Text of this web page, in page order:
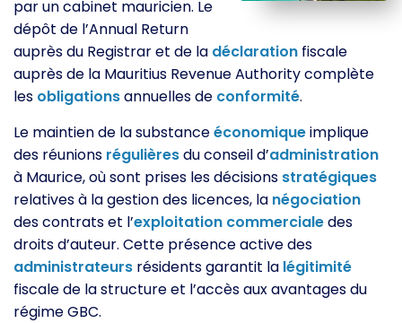
par un cabinet mauricien. Le
dépôt de l’Annual Return
auprès du Registrar et de la déclaration fiscale
auprès de la Mauritius Revenue Authority complète
les obligationsannuelles de conformité.
Le maintien de la substanceéconomiqueimplique
des réunions régulièresdu conseil d’administration
à Maurice, où sont prises les décisions stratégiques
relatives à la gestion des licences, la négociation
des contrats et l’exploitation commercialedes
droits d’auteur. Cette présence active des
administrateurs résidents garantit la légitimité
fiscale de la structure et l’accès aux avantages du
régime GBC.